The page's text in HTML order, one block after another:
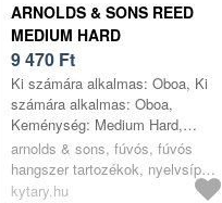
ARNOLDS & SONS REED
MEDIUM HARD
9 470 Ft
Ki számára alkalmas: Oboa, Ki
számára alkalmas: Oboa,
Keménység: Medium Hard,
Darabszám: 1, Gyártás helye:
Kína
arnolds & sons, fúvós, fúvós
hangszer tartozékok, nyelvsípok
és szorítók, oboa és fagott
kytary.hu